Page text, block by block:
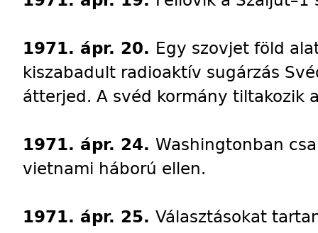
1971. ápr. 20. Egy szovjet föld
kiszabadult radioaktív sugárzás
átterjed. A svéd kormány tiltakozik
1971. ápr. 24. Washingtonban
vietnami háború ellen.
1971. ápr. 25. Választásokat